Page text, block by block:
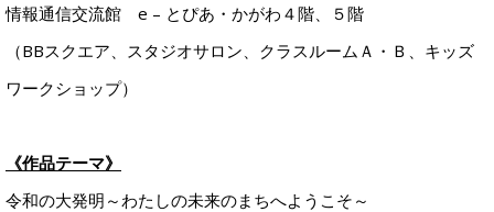
情報通信交流館 e – とぴあ・かがわ４階、５階
（BBスクエア、スタジオサロン、クラスルームＡ・Ｂ、キッズ
ワークショップ）
《作品テーマ》
令和の大発明～わたしの未来のまちへようこそ～